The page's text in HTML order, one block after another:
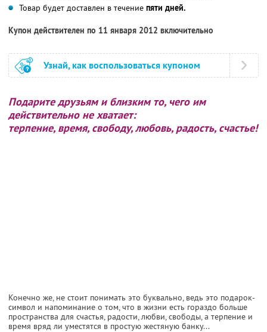
Товар будет доставлен в течение пяти дней.
Купон действителен по 11 января 2012 включительно
Узнай, как воспользоваться купоном
Подарите друзьям и близким то, чего им
действительно не хватает:
терпение, время, свободу, любовь, радость, счастье!
Конечно же, не стоит понимать это буквально, ведь это подарок-
символ и напоминание о том, что в жизни есть гораздо больше
пространства для счастья, радости, любви, свободы, а терпение и
время вряд ли уместятся в простую жестяную банку...